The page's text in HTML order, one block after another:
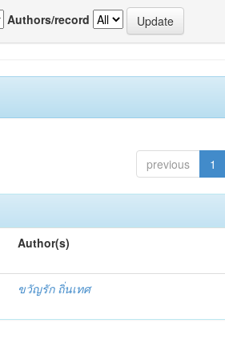
Authors/record
previous 1
Author(s)
ขวัญรัก ถิ่นเทศ